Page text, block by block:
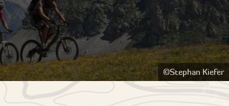
©Stephan Kiefer